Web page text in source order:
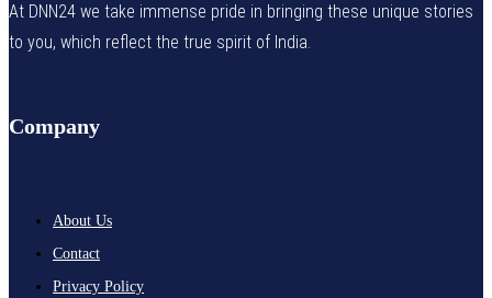
At DNN24 we take immense pride in bringing these unique stories
to you, which reflect the true spirit of India.
Company
About Us
Contact
Privacy Policy